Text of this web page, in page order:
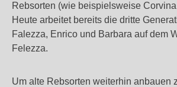
Rebsorten (wie beispielsweise
Heute arbeitet bereits die dritte
Falezza, Enrico und Barbara auf dem
Felezza.
Um alte Rebsorten weiterhin anbauen